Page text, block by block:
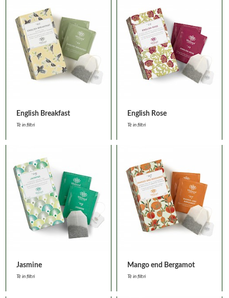
English Breakfast
Tè in filtri
English Rose
Tè in filtri
Jasmine
Tè in filtri
Mango end Bergamot
Tè in filtri